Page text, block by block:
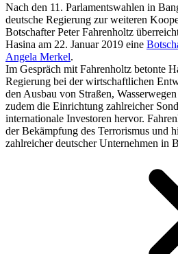
Nach den 11. Parlamentswahlen in
deutsche Regierung zur weiteren
Botschafter Peter Fahrenholtz
Hasina am 22. Januar 2019 eine
Angela Merkel.
Im Gespräch mit Fahrenholtz betonte
Regierung bei der wirtschaftlichen
den Ausbau von Straßen,
zudem die Einrichtung zahlreicher
internationale Investoren hervor.
der Bekämpfung des Terrorismus und
zahlreicher deutscher Unternehmen in